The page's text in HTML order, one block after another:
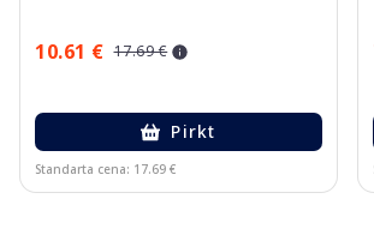
10.61 € 17.69 €
Pirkt
Standarta cena: 17.69 €